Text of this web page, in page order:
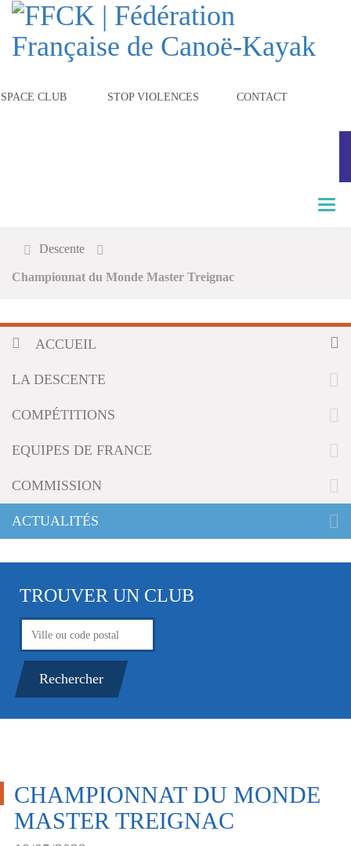
CLUB STOP VIOLENCES CONTACT
T
v
o
Descente
Championnat du Monde Master Treignac
ACCUEIL
LA DESCENTE
COMPÉTITIONS
EQUIPES DE FRANCE
COMMISSION
ACTUALITÉS
TROUVER UN CLUB
CHAMPIONNAT DU MONDE
MASTER TREIGNAC